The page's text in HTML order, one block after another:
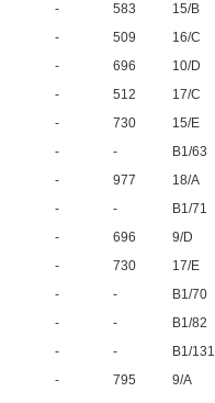
- 583 15/B
- 509 16/C
- 696 10/D
- 512 17/C
- 730 15/E
- - B1/63
- 977 18/A
- - B1/71
- 696 9/D
- 730 17/E
- - B1/70
- - B1/82
- - B1/131
- 795 9/A